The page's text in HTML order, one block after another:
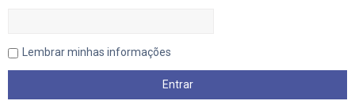
Lembrar minhas informações